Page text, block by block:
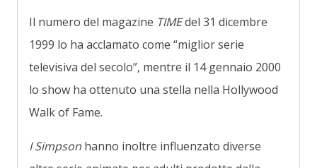
Il numero del magazine TIMEdel 31 dicembre
1999 lo ha acclamato come “miglior serie
televisiva del secolo”, mentre il 14 gennaio 2000
lo show ha ottenuto una stella nella Hollywood
Walk of Fame.
I Simpson hanno inoltre influenzato diverse